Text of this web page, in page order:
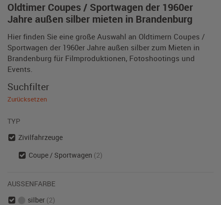
Oldtimer Coupes / Sportwagen der 1960er
Jahre außen silber mieten in Brandenburg
Hier finden Sie eine große Auswahl an Oldtimern Coupes /
Sportwagen der 1960er Jahre außen silber zum Mieten in
Brandenburg für Filmproduktionen, Fotoshootings und
Events.
Suchfilter
Zurücksetzen
TYP
Zivilfahrzeuge
Coupe / Sportwagen (2)
AUSSENFARBE
silber (2)